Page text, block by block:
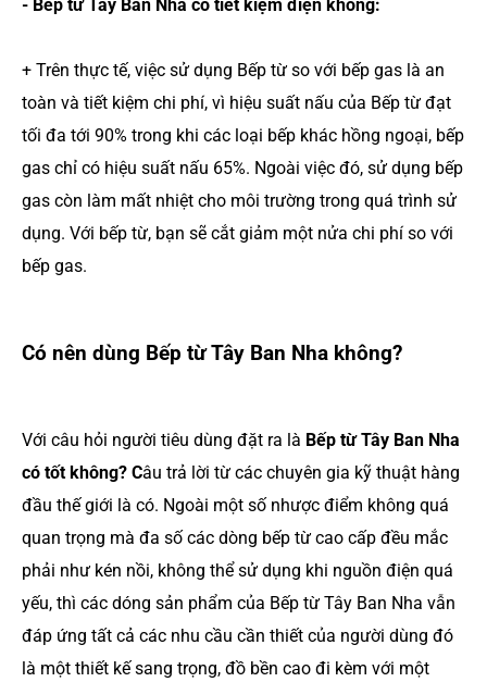
- Bếp từ Tây Ban Nha có tiết kiệm điện không:
+ Trên thực tế, việc sử dụng Bếp từ so với bếp gas là an
toàn và tiết kiệm chi phí, vì hiệu suất nấu của Bếp từ đạt
tối đa tới 90% trong khi các loại bếp khác hồng ngoại, bếp
gas chỉ có hiệu suất nấu 65%. Ngoài việc đó, sử dụng bếp
gas còn làm mất nhiệt cho môi trường trong quá trình sử
dụng. Với bếp từ, bạn sẽ cắt giảm một nửa chi phí so với
bếp gas.
Có nên dùng Bếp từ Tây Ban Nha không?
Với câu hỏi người tiêu dùng đặt ra là Bếp từ Tây Ban Nha
có tốt không? Câu trả lời từ các chuyên gia kỹ thuật hàng
đầu thế giới là có. Ngoài một số nhược điểm không quá
quan trọng mà đa số các dòng bếp từ cao cấp đều mắc
phải như kén nồi, không thể sử dụng khi nguồn điện quá
yếu, thì các dóng sản phẩm của Bếp từ Tây Ban Nha vẫn
đáp ứng tất cả các nhu cầu cần thiết của người dùng đó
là một thiết kế sang trọng, đồ bền cao đi kèm với một